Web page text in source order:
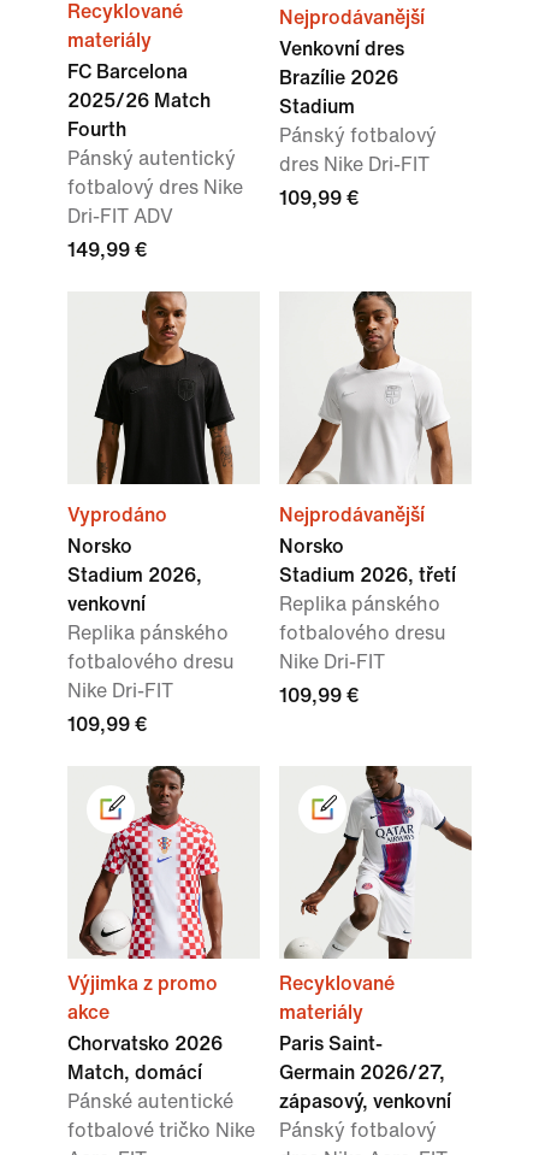
Recyklované
materiály
FC Barcelona
2025/26 Match
Fourth
Pánský autentický
fotbalový dres Nike
Dri-FIT ADV
149,99 €
Nejprodávanější
Venkovní dres
Brazílie 2026
Stadium
Pánský fotbalový
dres Nike Dri-FIT
109,99 €
Vyprodáno
Norsko
Stadium 2026,
venkovní
Replika pánského
fotbalového dresu
Nike Dri-FIT
109,99 €
Nejprodávanější
Norsko
Stadium 2026, třetí
Replika pánského
fotbalového dresu
Nike Dri-FIT
109,99 €
Výjimka z promo
akce
Chorvatsko 2026
Match, domácí
Pánské autentické
fotbalové tričko Nike
Recyklované
materiály
Paris Saint-
Germain 2026/27,
zápasový, venkovní
Pánský fotbalový